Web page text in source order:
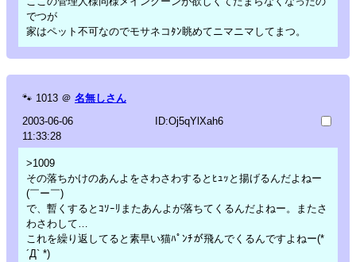
でつが
家はペット不可なのでモサネコﾀﾝ眺めてニマニマしてまつ。
🐾 1013 ＠ 名無しさん
2003-06-06
11:33:28
ID:Oj5qYlXah6
>1009
その落ちかけのあんよをさわさわするとﾋｭｯと揚げるんだよねー
(￣ー￣)
で、暫くするとｺｿｰﾘまたあんよが落ちてくるんだよねー。またさ
わさわして…
これを繰り返してると素早い猫ﾊﾟﾝﾁが飛んでくるんですよねー(*
´Д` *)